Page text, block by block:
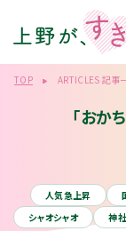
TOP ARTICLES 記事
「おか
人気急上昇
シャオシャオ
神